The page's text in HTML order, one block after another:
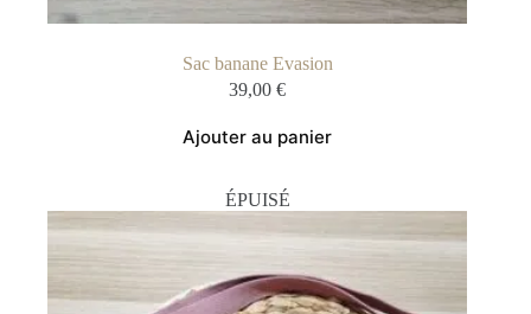
Sac banane Evasion
39,00€
Ajouter au panier
ÉPUISÉ